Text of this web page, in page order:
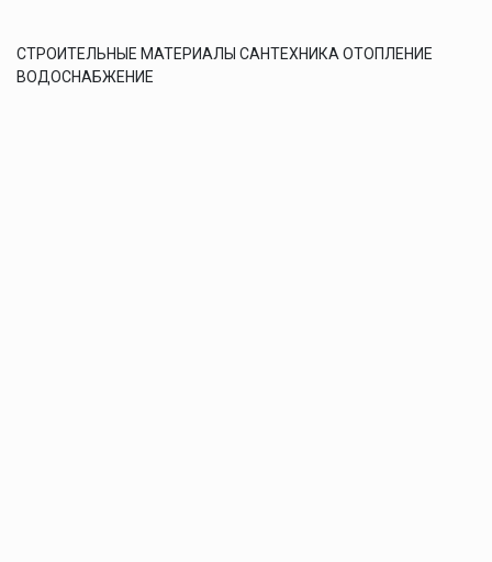
СТРОИТЕЛЬНЫЕ МАТЕРИАЛЫ САНТЕХНИКА ОТОПЛЕНИЕ
ВОДОСНАБЖЕНИЕ